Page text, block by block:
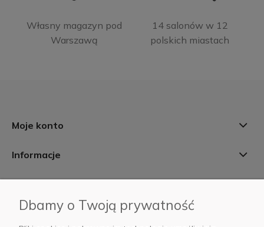
Własny magazyn pod
Warszawą
14 salonów w 12
polskich miastach
Moje konto
Informacje
AB Foto
Dbamy o Twoją prywatność